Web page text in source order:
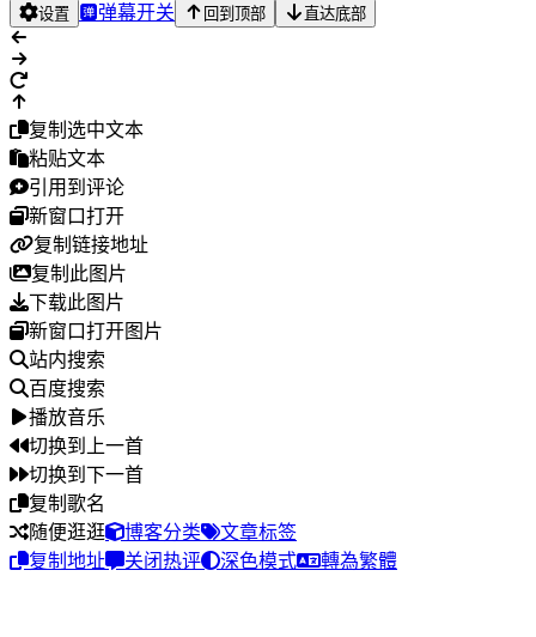
设置
弹幕开关 回到顶部 直达底部
复制选中文本
粘贴文本
引用到评论
新窗口打开
复制链接地址
复制此图片
下载此图片
新窗口打开图片
站内搜索
百度搜索
播放音乐
切换到上一首
切换到下一首
复制歌名
随便逛逛
博客分类
文章标签
复制地址
关闭热评 深色模式 轉為繁體